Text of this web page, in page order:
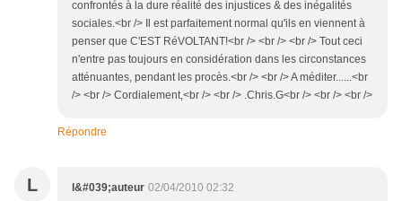
confrontés à la dure réalité des injustices & des inégalités
sociales.<br /> Il est parfaitement normal qu'ils en viennent à
penser que C'EST RéVOLTANT!<br /> <br /> <br /> Tout ceci
n'entre pas toujours en considération dans les circonstances
atténuantes, pendant les procès.<br /> <br /> A méditer......<br
/> <br /> Cordialement,<br /> <br /> .Chris.G<br /> <br /> <br />
Répondre
L l&#039;auteur 02/04/2010 02:32